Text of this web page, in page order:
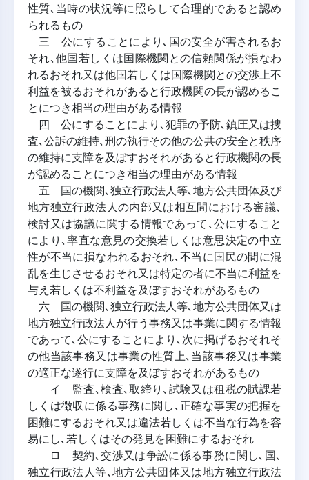
性質､当時の状況等に照らして合理的であると認め
られるもの
三 公にすることにより､国の安全が害されるお
それ､他国若しくは国際機関との信頼関係が損なわ
れるおそれ又は他国若しくは国際機関との交渉上不
利益を被るおそれがあると行政機関の長が認めるこ
とにつき相当の理由がある情報
四 公にすることにより､犯罪の予防､鎮圧又は捜
査､公訴の維持､刑の執行その他の公共の安全と秩序
の維持に支障を及ぼすおそれがあると行政機関の長
が認めることにつき相当の理由がある情報
五 国の機関､独立行政法人等､地方公共団体及び
地方独立行政法人の内部又は相互間における審議､
検討又は協議に関する情報であって､公にすること
により､率直な意見の交換若しくは意思決定の中立
性が不当に損なわれるおそれ､不当に国民の間に混
乱を生じさせるおそれ又は特定の者に不当に利益を
与え若しくは不利益を及ぼすおそれがあるもの
六 国の機関､独立行政法人等､地方公共団体又は
地方独立行政法人が行う事務又は事業に関する情報
であって､公にすることにより､次に掲げるおそれそ
の他当該事務又は事業の性質上､当該事務又は事業
の適正な遂行に支障を及ぼすおそれがあるもの
イ 監査､検査､取締り､試験又は租税の賦課若
しくは徴収に係る事務に関し､正確な事実の把握を
困難にするおそれ又は違法若しくは不当な行為を容
易にし､若しくはその発見を困難にするおそれ
ロ 契約､交渉又は争訟に係る事務に関し､国､
独立行政法人等､地方公共団体又は地方独立行政法